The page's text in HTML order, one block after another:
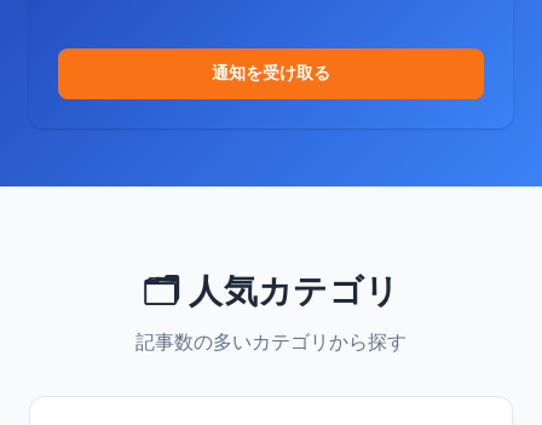
通知を受け取る
🗂️ 人気カテゴリ
記事数の多いカテゴリから探す